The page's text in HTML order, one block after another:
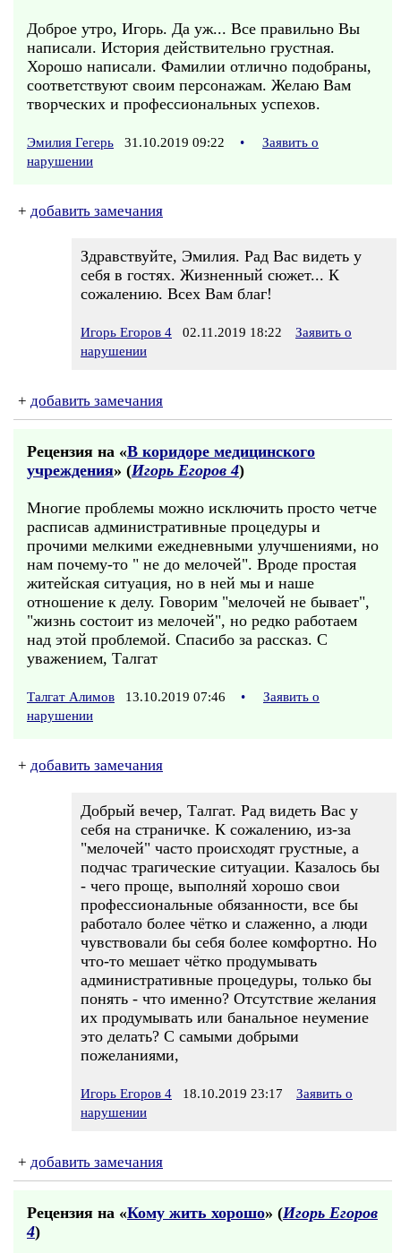
Доброе утро, Игорь. Да уж... Все правильно Вы
написали. История действительно грустная.
Хорошо написали. Фамилии отлично подобраны,
соответствуют своим персонажам. Желаю Вам
творческих и профессиональных успехов.
Эмилия Гегерь 31.10.2019 09:22 •
Заявить о
нарушении
+ добавить замечания
Здравствуйте, Эмилия. Рад Вас видеть у
себя в гостях. Жизненный сюжет... К
сожалению. Всех Вам благ!
Игорь Егоров 4 02.11.2019 18:22
Заявить о
нарушении
+ добавить замечания
Рецензия на «В коридоре медицинского
учреждения» (Игорь Егоров 4)
Многие проблемы можно исключить просто четче
расписав административные процедуры и
прочими мелкими ежедневными улучшениями, но
нам почему-то " не до мелочей". Вроде простая
житейская ситуация, но в ней мы и наше
отношение к делу. Говорим "мелочей не бывает",
"жизнь состоит из мелочей", но редко работаем
над этой проблемой. Спасибо за рассказ. С
уважением, Талгат
Талгат Алимов 13.10.2019 07:46 •
Заявить о
нарушении
+ добавить замечания
Добрый вечер, Талгат. Рад видеть Вас у
себя на страничке. К сожалению, из-за
"мелочей" часто происходят грустные, а
подчас трагические ситуации. Казалось бы
- чего проще, выполняй хорошо свои
профессиональные обязанности, все бы
работало более чётко и слаженно, а люди
чувствовали бы себя более комфортно. Но
что-то мешает чётко продумывать
административные процедуры, только бы
понять - что именно? Отсутствие желания
их продумывать или банальное неумение
это делать? С самыми добрыми
пожеланиями,
Игорь Егоров 4 18.10.2019 23:17
Заявить о
нарушении
+ добавить замечания
Рецензия на «Кому жить хорошо» (Игорь Егоров
4)